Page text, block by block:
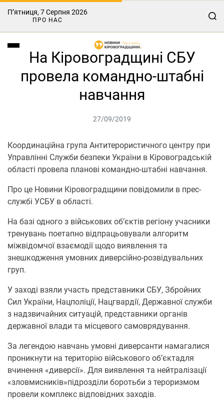
П’ятниця, 7 Серпня 2026
ПРО НАС
На Кіровоградщині СБУ
провела командно-штабні
навчання
27/09/2019
Координаційна група Антитерористичного центру при
Управлінні Служби безпеки України в Кіровоградській
області провела планові командно-штабні навчання.
Про це Новини Кіровоградщини повідомили в прес-
службі УСБУ в області.
На базі одного з військових об’єктів регіону учасники
тренувань поетапно відпрацьовували алгоритм
міжвідомчої взаємодії щодо виявлення та
знешкодження умовних диверсійно-розвідувальних
груп.
У заході взяли участь представники СБУ, Збройних
Сил України, Нацполіції, Нацгвардії, Державної служби
з надзвичайних ситуацій, представники органів
державної влади та місцевого самоврядування.
За легендою навчань умовні диверсанти намагалися
проникнути на територію військового об’єктадля
вчинення «диверсії». Для виявлення та нейтралізації
«зловмисників»підрозділи боротьби з тероризмом
провели комплекс відповідних заходів.